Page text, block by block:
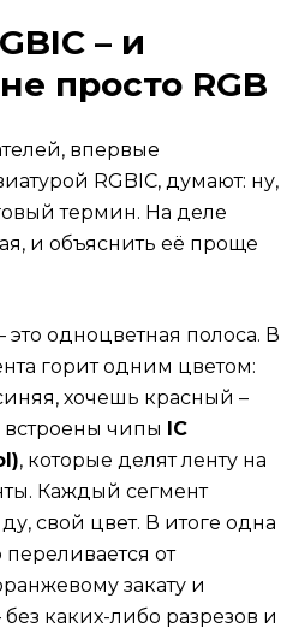
в одно
покупке и монтаже
ленту Govee?
H7090 на ходу или только
панели Hexa Pro
панелей Hexa Pro
– и
просто RGB
впервые
RGBIC, думают: ну,
термин. На деле
и объяснить её проще
это одноцветная полоса. В
горит одним цветом:
хочешь красный –
встроены чипы IC
, которые делят ленту на
Каждый сегмент
свой цвет. В итоге одна
от
закату и
каких-либо разрезов и